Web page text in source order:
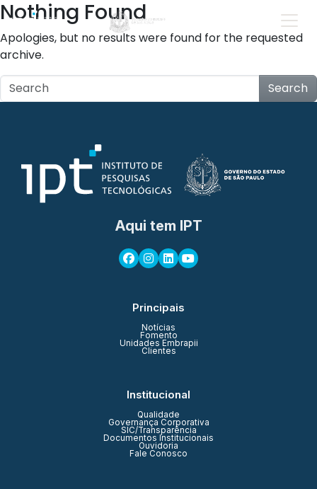
Nothing Found
Apologies, but no results were found for the requested
archive.
Search
Aqui tem IPT
Principais
Notícias
Fomento
Unidades Embrapii
Clientes
Institucional
Qualidade
Governança Corporativa
SIC/Transparência
Documentos Institucionais
Ouvidoria
Fale Conosco